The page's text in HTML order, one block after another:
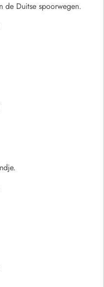
de Duitse spoorwegen.